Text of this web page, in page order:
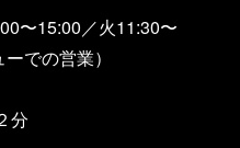
〜15:00／火11:30〜
での営業）
分